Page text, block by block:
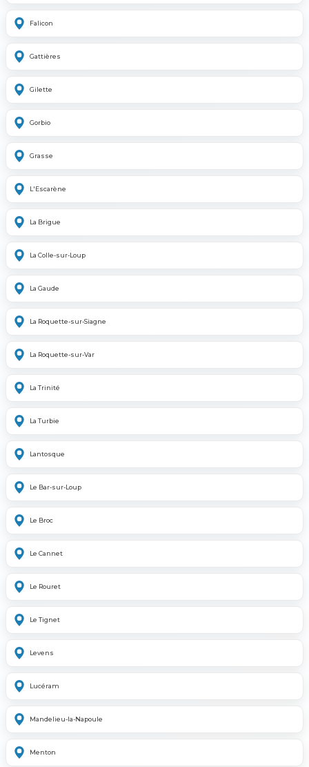
Falicon
Gattières
Gilette
Gorbio
Grasse
L'Escarène
La Brigue
La Colle-sur-Loup
La Gaude
La Roquette-sur-Siagne
La Roquette-sur-Var
La Trinité
La Turbie
Lantosque
Le Bar-sur-Loup
Le Broc
Le Cannet
Le Rouret
Le Tignet
Levens
Lucéram
Mandelieu-la-Napoule
Menton